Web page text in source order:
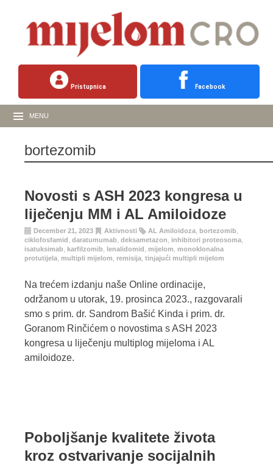
Pristupnica Facebook
MENU
bortezomib
Novosti s ASH 2023 kongresa u
liječenju MM i AL Amiloidoze
December 21, 2023 Aktivnosti AL Amiloidoza bortezomib
ciklofosfamid daratumumab deksametazon inhibitori proteosoma
isatuksimab
karfilzomib lenalidomid mijelom
monoklonalna
protutijela multipli mijelom remisija tinjajući multipli mijelom
Na trećem izdanju naše Online ordinacije,
održanom u utorak, 19. prosinca 2023., razgovarali
smo s prim. dr. Sandrom Bašić Kinda i prim. dr.
Goranom Rinčićem o novostima s ASH 2023
kongresa u liječenju multiplog mijeloma i AL
amiloidoze.
Poboljšanje kvalitete života
kroz ostvarivanje socijalnih